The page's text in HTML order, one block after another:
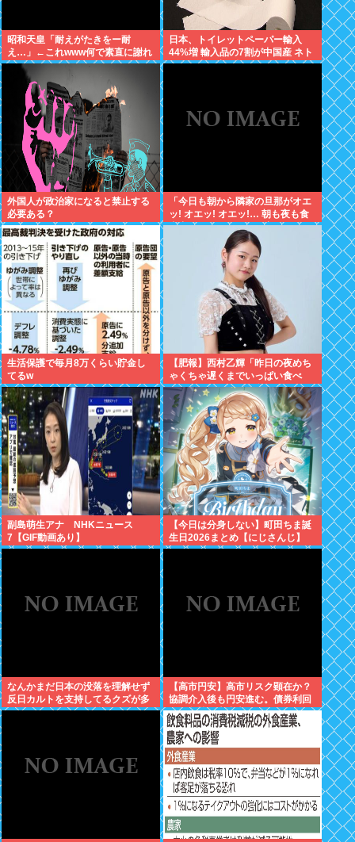
昭和天皇「耐えがたきをー耐
え…」←これwww何で素直に謝れ
ねーの？？！？
日本、トイレットペーパー輸入
44%増 輸入品の7割が中国産 ネト
ウヨ、中国産を拒否し咽び泣きな
外国人が政治家になると禁止する
必要ある？
「今日も朝から隣家の旦那がオエ
ッ! オエッ! オエッ!… 朝も夜も食
事中もかなりえづきの音がして不
愉快な1日が始まります…」
生活保護で毎月8万くらい貯金し
てるw
【肥報】西村乙輝「昨日の夜めち
ゃくちゃ遅くまでいっぱい食べ
た。今日もいっぱい食べてやる」
副島萌生アナ NHKニュース
7【GIF動画あり】
【今日は分身しない】町田ちま誕
生日2026まとめ【にじさんじ】
なんかまだ日本の没落を理解せず
反日カルトを支持してるクズが多
いんだけどなんだお前ら
【高市円安】高市リスク顕在か？
協調介入後も円安進む。債券利回
りは急騰。大丈夫なのか？